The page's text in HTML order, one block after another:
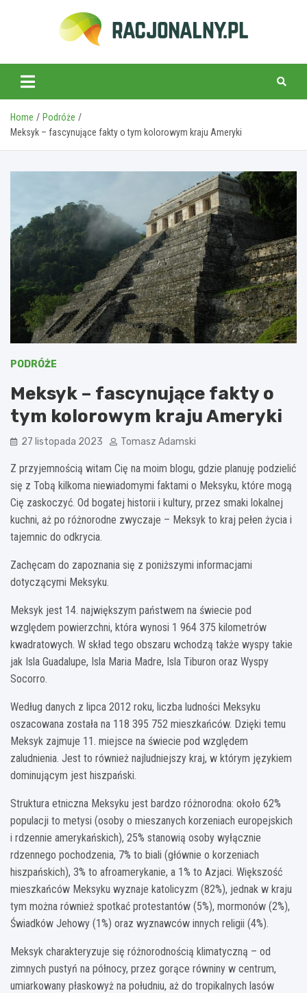
racjonalny.pl
Home
Podróże
Meksyk – fascynujące fakty o tym kolorowym kraju Ameryki
PODRÓŻE
Meksyk – fascynujące fakty o
tym kolorowym kraju Ameryki
27 listopada 2023 Tomasz Adamski
Z przyjemnością witam Cię na moim blogu, gdzie planuję podzielić
się z Tobą kilkoma niewiadomymi faktami o Meksyku, które mogą
Cię zaskoczyć. Od bogatej historii i kultury, przez smaki lokalnej
kuchni, aż po różnorodne zwyczaje – Meksyk to kraj pełen życia i
tajemnic do odkrycia.
Zachęcam do zapoznania się z poniższymi informacjami
dotyczącymi Meksyku.
Meksyk jest 14. największym państwem na świecie pod
względem powierzchni, która wynosi 1 964 375 kilometrów
kwadratowych. W skład tego obszaru wchodzą także wyspy takie
jak Isla Guadalupe, Isla Maria Madre, Isla Tiburon oraz Wyspy
Socorro.
Według danych z lipca 2012 roku, liczba ludności Meksyku
oszacowana została na 118 395 752 mieszkańców. Dzięki temu
Meksyk zajmuje 11. miejsce na świecie pod względem
zaludnienia. Jest to również najludniejszy kraj, w którym językiem
dominującym jest hiszpański.
Struktura etniczna Meksyku jest bardzo różnorodna: około 62%
populacji to metysi (osoby o mieszanych korzeniach europejskich
i rdzennie amerykańskich), 25% stanowią osoby wyłącznie
rdzennego pochodzenia, 7% to biali (głównie o korzeniach
hiszpańskich), 3% to afroamerykanie, a 1% to Azjaci. Większość
mieszkańców Meksyku wyznaje katolicyzm (82%), jednak w kraju
tym można również spotkać protestantów (5%), mormonów (2%),
Świadków Jehowy (1%) oraz wyznawców innych religii (4%).
Meksyk charakteryzuje się różnorodnością klimatyczną – od
zimnych pustyń na północy, przez gorące równiny w centrum,
umiarkowany płaskowyż na południu, aż do tropikalnych lasów